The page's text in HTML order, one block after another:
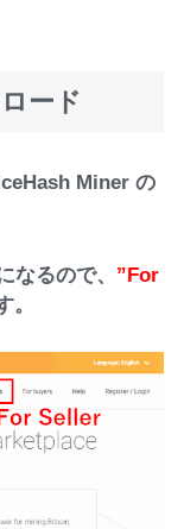
ード
Miner の
なるので、 ”For